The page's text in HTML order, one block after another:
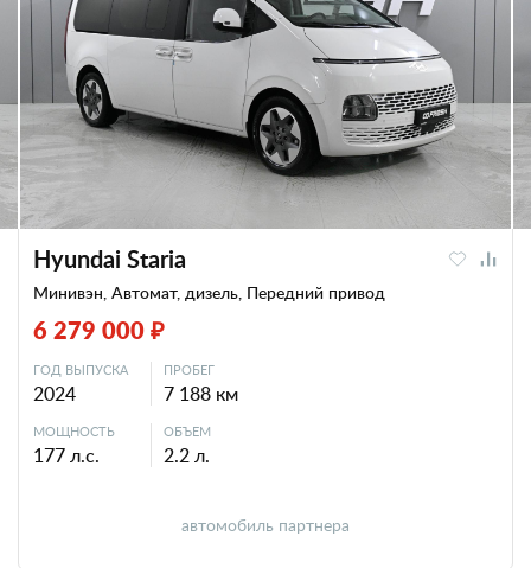
Hyundai Staria
Минивэн, Автомат, дизель, Передний привод
6 279 000 ₽
ГОД ВЫПУСКА
2024
ПРОБЕГ
7 188 км
МОЩНОСТЬ
177 л.с.
ОБЪЕМ
2.2 л.
автомобиль партнера